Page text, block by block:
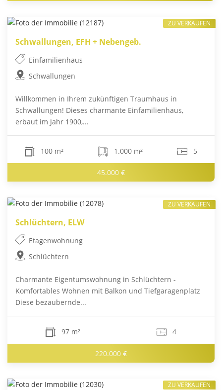
Schwallungen, EFH + Nebengeb.
Einfamilienhaus
Schwallungen
Willkommen in Ihrem zukünftigen Traumhaus in
Schwallungen! Dieses charmante Einfamilienhaus,
erbaut im Jahr 1900,...
100 m² 1.000 m² 5
45.000 €
ZU VERKAUFEN
Schlüchtern, ELW
Etagenwohnung
Schlüchtern
Charmante Eigentumswohnung in Schlüchtern -
Komfortables Wohnen mit Balkon und Tiefgaragenplatz
Diese bezaubernde...
97 m² 4
220.000 €
ZU VERKAUFEN
ZU VERKAUFEN